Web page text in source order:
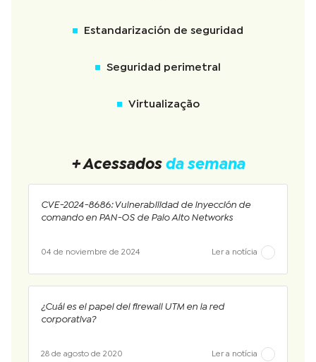
Estandarización de seguridad
Seguridad perimetral
Virtualização
+ Acessados da semana
CVE-2024-8686: Vulnerabilidad de inyección de
comando en PAN-OS de Palo Alto Networks
04 de noviembre de 2024 Ler a notícia
¿Cuál es el papel del firewall UTM en la red
corporativa?
28 de agosto de 2020 Ler a notícia